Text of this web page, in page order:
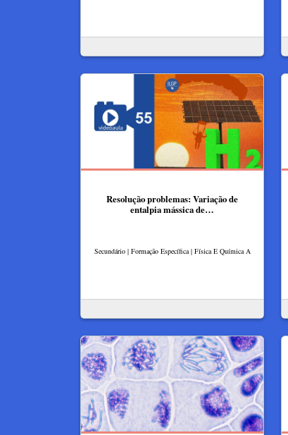
Resolução problemas: Variação de
entalpia mássica de…
Secundário | Formação Específica | Física E Química A